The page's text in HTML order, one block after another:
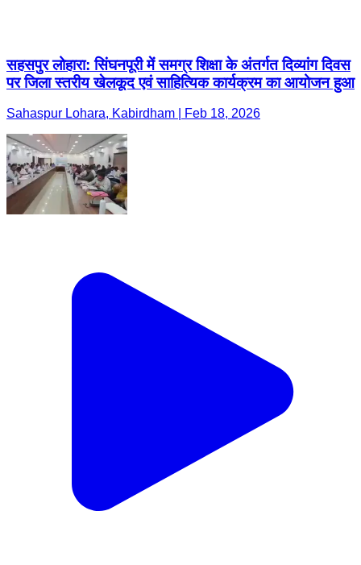
सहसपुर लोहारा: सिंघनपूरी में समग्र शिक्षा के अंतर्गत दिव्यांग दिवस
पर जिला स्तरीय खेलकूद एवं साहित्यिक कार्यक्रम का आयोजन हुआ
Sahaspur Lohara, Kabirdham | Feb 18, 2026